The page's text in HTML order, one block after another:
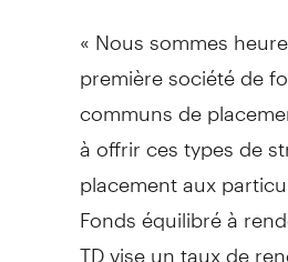
« Nous sommes
première société de
communs de
à offrir ces types de
placement aux
Fonds équilibré à
TD vise un taux de